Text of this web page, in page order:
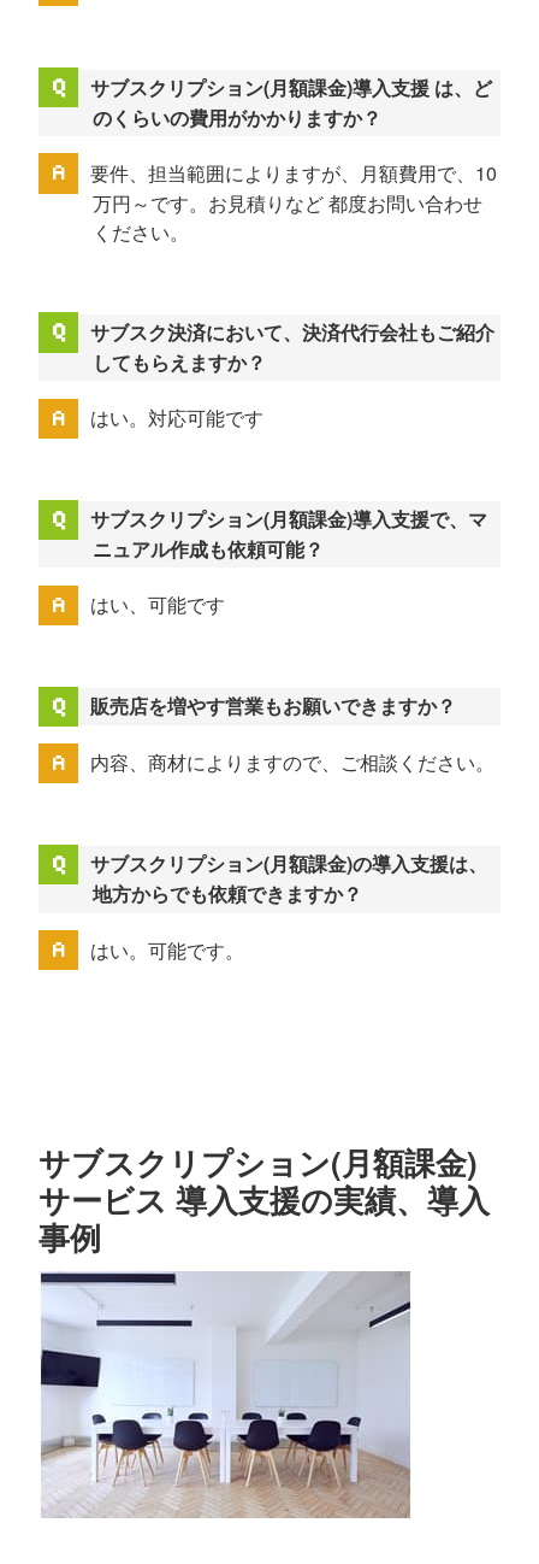
サブスクリプション(月額課金)導入支援 は、ど
のくらいの費用がかかりますか？
要件、担当範囲によりますが、月額費用で、10
万円～です。お見積りなど 都度お問い合わせ
ください。
サブスク決済において、決済代行会社もご紹介
してもらえますか？
はい。対応可能です
サブスクリプション(月額課金)導入支援で、マ
ニュアル作成も依頼可能？
はい、可能です
販売店を増やす営業もお願いできますか？
内容、商材によりますので、ご相談ください。
サブスクリプション(月額課金)の導入支援は、
地方からでも依頼できますか？
はい。可能です。
サブスクリプション(月額課金)
サービス 導入支援の実績、導入
事例